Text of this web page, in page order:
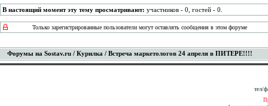
В настоящий момент эту тему просматривают: участников - 0, гостей - 0.
Только зарегистрированные пользователи могут оставлять сообщения в этом форуме
Форумы на Sostav.ru / Курилка / Встреча маркетологов 24 апреля в ПИТЕРЕ!!!!
тел/